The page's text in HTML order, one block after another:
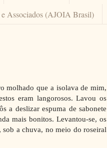
e Associados (AJOIA Brasil)
molhado que a isolava de mim,
eram langorosos. Lavou os
a deslizar espuma de sabonete
mais bonitos. Levantou-se, os
a chuva, no meio do roseiral